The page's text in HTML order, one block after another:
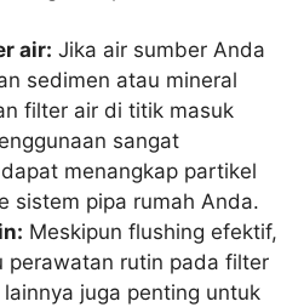
air: Jika air sumber Anda
sedimen atau mineral
filter air di titik masuk
sangat
menangkap partikel
sistem pipa rumah Anda.
Meskipun flushing efektif,
perawatan rutin pada filter
juga penting untuk